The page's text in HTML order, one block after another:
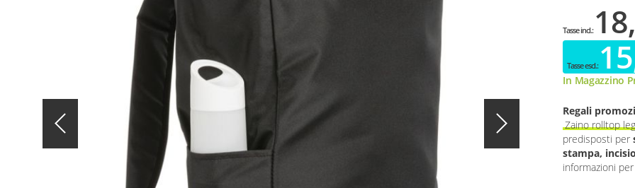
In Magazzino
Regali
Zaino rolltop
predisposti per
stampa,
informazioni